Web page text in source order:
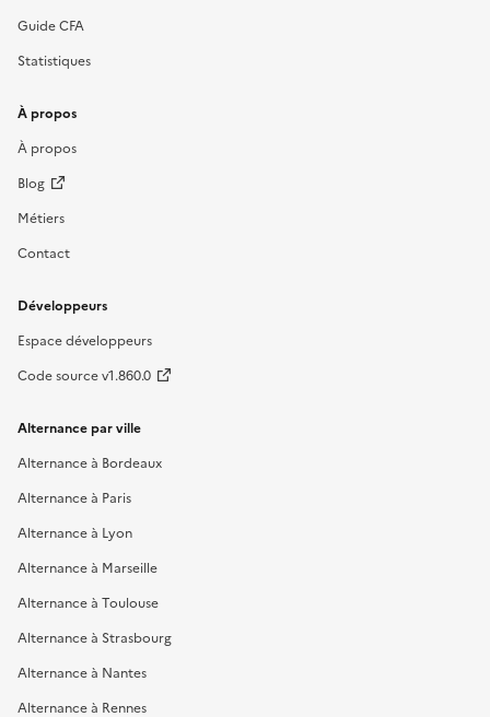
Guide CFA
Statistiques
À propos
À propos
Blog
Métiers
Contact
Développeurs
Espace développeurs
Code source v1.860.0
Alternance par ville
Alternance à Bordeaux
Alternance à Paris
Alternance à Lyon
Alternance à Marseille
Alternance à Toulouse
Alternance à Strasbourg
Alternance à Nantes
Alternance à Rennes